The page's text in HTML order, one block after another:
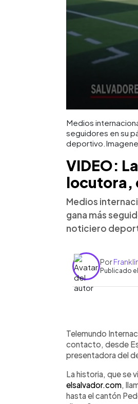
Medios
seguidores en su
VIDEO:
locutora,
Medios
gana más
noticiero
Por
Publicado
►
Telemundo
contacto, desde
presentadora del
La historia, que se
elsalvador.com ,
hasta el cantón